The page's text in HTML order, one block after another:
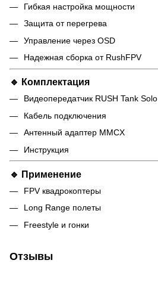
Гибкая настройка мощности
Защита от перегрева
Управление через OSD
Надежная сборка от RushFPV
🔹 Комплектация
Видеопередатчик RUSH Tank Solo
Кабель подключения
Антенный адаптер MMCX
Инструкция
🔹 Применение
FPV квадрокоптеры
Long Range полеты
Freestyle и гонки
Отзывы